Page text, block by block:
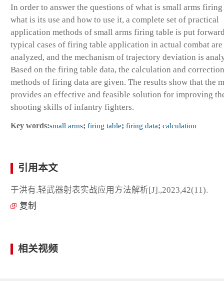
In order to answer the questions of what is small arms
what is its use and how to use it, a complete set of practical
application methods of small arms firing table is put
typical cases of firing table application in actual combat are
analyzed, and the mechanism of trajectory deviation is
Based on the firing table data, the calculation and correction
methods of firing data are given. The results show that the
provides an effective and feasible solution for improving
shooting skills of infantry fighters.
Key words:small arms; firing table; firing data; calculation
引用本文
于洪有.轻武器射表实战应用方法解析[J].,2023,42(11).
复制
相关视频